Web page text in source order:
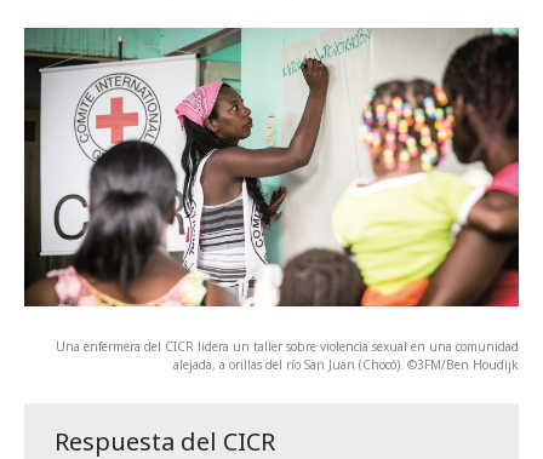
Una enfermera del CICR lidera un taller sobre violencia sexual en una comunidad
alejada, a orillas del río San Juan (Chocó). ©3FM/Ben Houdijk
Respuesta del CICR